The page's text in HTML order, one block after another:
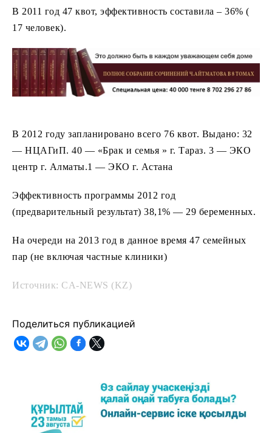
В 2011 год 47 квот, эффективность составила – 36% (
17 человек).
В 2012 году запланировано всего 76 квот. Выдано: 32
— НЦАГиП. 40 — «Брак и семья » г. Тараз. 3 — ЭКО
центр г. Алматы.1 — ЭКО г. Астана
Эффективность программы 2012 год
(предварительный результат) 38,1% — 29 беременных.
На очереди на 2013 год в данное время 47 семейных
пар (не включая частные клиники)
Источник: CA-NEWS (KZ)
Поделиться публикацией